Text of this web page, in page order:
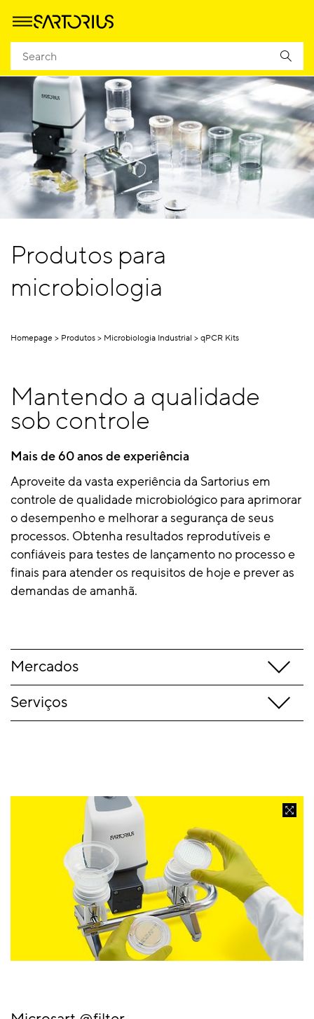
Produtos para
microbiologia
Homepage Produtos Microbiologia Industrial qPCR Kits
Mantendo a qualidade
sob controle
Mais de 60 anos de experiência
Aproveite da vasta experiência da Sartorius em
controle de qualidade microbiológico para aprimorar
o desempenho e melhorar a segurança de seus
processos. Obtenha resultados reprodutíveis e
confiáveis para testes de lançamento no processo e
finais para atender os requisitos de hoje e prever as
demandas de amanhã.
Mercados
Serviços